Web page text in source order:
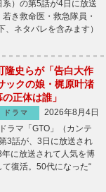
）の第5話が4日に放送
き救命医・救急隊員・
ネタバレを含みます）
隆史らが「告白大作
ックの娘・梶原叶渚
正体は誰」
ドラマ
2026年8月4日
ラマ「GTO」（カンテ
3話が、3日に放送され
に放送されて人気を博
復活。50代になった“